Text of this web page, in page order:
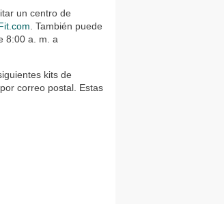
un centro de
. También puede
8:00 a. m. a
kits de
correo postal. Estas